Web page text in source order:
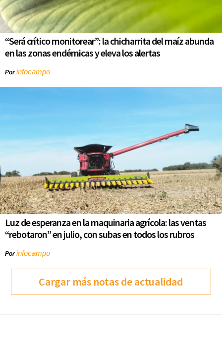
“Será crítico monitorear”: la chicharrita del maíz abunda
en las zonas endémicas y eleva los alertas
Porinfocampo
Luz de esperanza en la maquinaria agrícola: las ventas
“rebotaron” en julio, con subas en todos los rubros
Porinfocampo
Cargar más notas de actualidad